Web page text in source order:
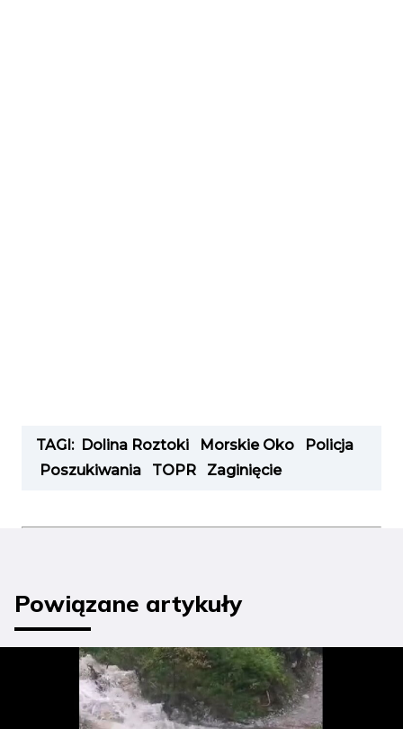
TAGI: Dolina Roztoki Morskie Oko
Policja
Poszukiwania
TOPR Zaginięcie
Powiązane artykuły